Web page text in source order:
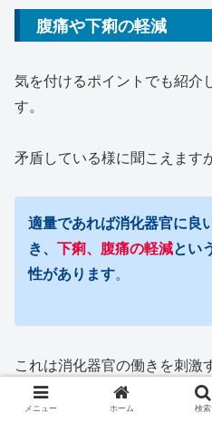
腹痛や下痢の軽減
気を付けるポイントでも紹介
す。
矛盾している様に聞こえますが
適量であれば消化器官に良
き、 下痢、腹痛の軽減とい
性があります。
これは消化器官の働きを刺激
し、便秘抑制や腹痛が軽減す
ています。
メニュー ホーム 検索